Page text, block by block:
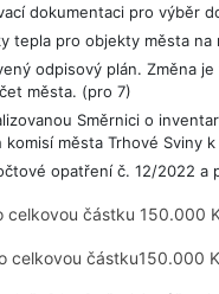
dokumentaci pro výběr
tepla pro objekty města na
odpisový plán. Změna
města. (pro 7)
Směrnici o
komisí města Trhové Sviny
opatření č. 12/2022 a
celkovou částku 150.000
celkovou částku150.000